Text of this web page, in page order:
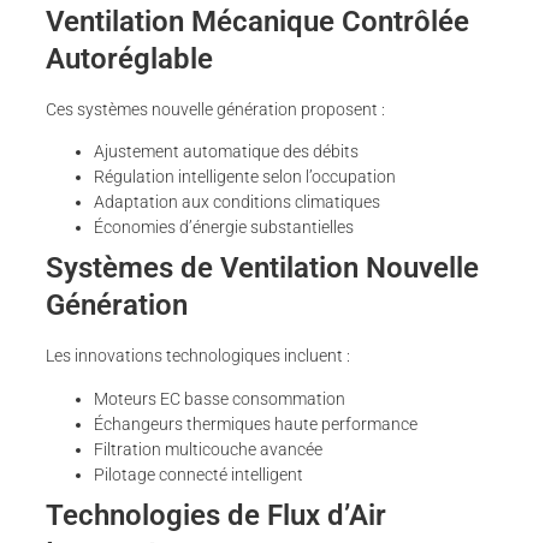
Ventilation Mécanique Contrôlée
Autoréglable
Ces systèmes nouvelle génération proposent :
Ajustement automatique des débits
Régulation intelligente selon l’occupation
Adaptation aux conditions climatiques
Économies d’énergie substantielles
Systèmes de Ventilation Nouvelle
Génération
Les innovations technologiques incluent :
Moteurs EC basse consommation
Échangeurs thermiques haute performance
Filtration multicouche avancée
Pilotage connecté intelligent
Technologies de Flux d’Air